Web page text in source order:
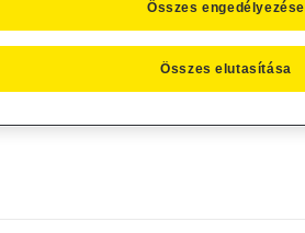
Alapkezelő Zrt. által...
Összes elutasítása
Összes engedélyezése